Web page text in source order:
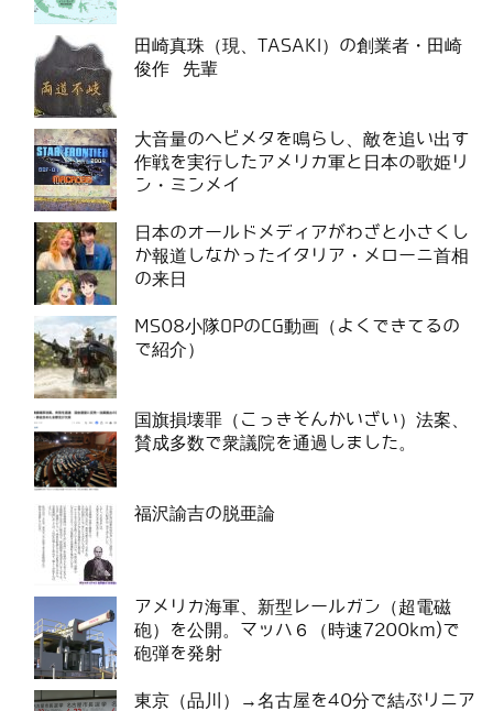
田崎真珠（現、TASAKI）の創業者・田崎
俊作 先輩
大音量のヘビメタを鳴らし、敵を追い出す
作戦を実行したアメリカ軍と日本の歌姫リ
ン・ミンメイ
日本のオールドメディアがわざと小さくし
か報道しなかったイタリア・メローニ首相
の来日
MS08小隊OPのCG動画（よくできてるの
で紹介）
国旗損壊罪（こっきそんかいざい）法案、
賛成多数で衆議院を通過しました。
福沢諭吉の脱亜論
アメリカ海軍、新型レールガン（超電磁
砲）を公開。マッハ６（時速7200km)で
砲弾を発射
東京（品川）→名古屋を40分で結ぶリニア